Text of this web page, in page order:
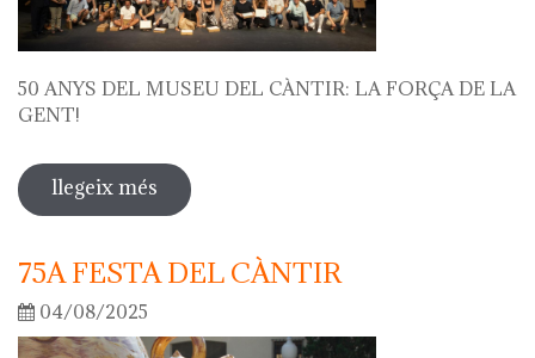
50 ANYS DEL MUSEU DEL CÀNTIR: LA FORÇA DE LA
GENT!
llegeix més sobre 50 anys del museu del càntir: la
força de la gent!
75A FESTA DEL CÀNTIR
04/08/2025